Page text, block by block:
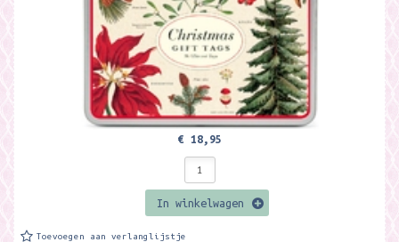
€ 18,95
In winkelwagen
Toevoegen aan verlanglijstje